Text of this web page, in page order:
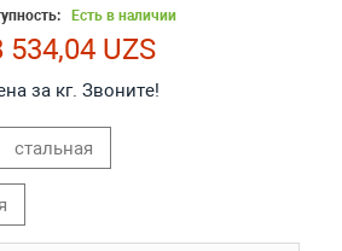
Есть в наличии
534,04 UZS
за кг. Звоните!
стальная